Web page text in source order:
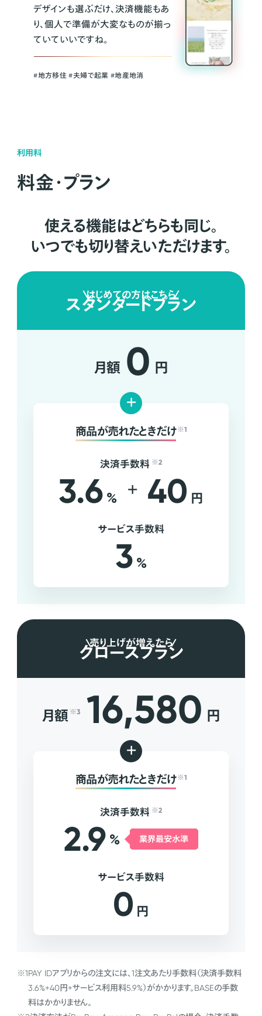
デザインも選ぶだけ、決済機能もあ
り、個人で準備が大変なものが揃っ
ていていいですね。
#地方移住 #夫婦で起業 #地産地消
利用料
料金・プラン
使える機能はどちらも同じ。
いつでも切り替えいただけます。
はじめての方はこちら
スタンダードプラン
月額 0 円
+
商品が売れたときだけ ※1
決済手数料 ※2
3.6 % + 40 円
サービス手数料
3 %
売り上げが増えたら
グロースプラン
月額 ※3 16,580 円
+
商品が売れたときだけ ※1
決済手数料 ※2
2.9 % 業界最安水準
サービス手数料
0 円
※1PAY IDアプリからの注文には、1注文あたり手数料（決済手数料
3.6%+40円+サービス利用料5.9%）がかかります。BASEの手数
料はかかりません。